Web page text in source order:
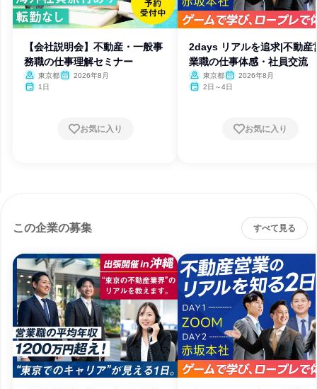
【会社説明会】不動産・一般事
務職の仕事理解セミナー
東京都
2026年8月
1日
お気に入り
2days リアルを追求|不動産
業職の仕事体感・社員交流
東京都
2026年8月
2日～4日
お気に入り
この企業の募集 すべて見る